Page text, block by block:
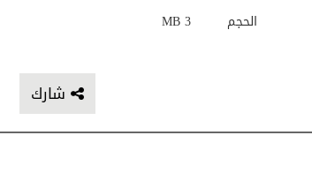
3 MB
الحجم
شارك